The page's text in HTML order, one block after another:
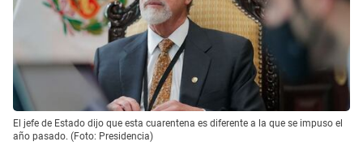
El jefe de Estado dijo que esta cuarentena es diferente a la que se impuso el
año pasado. (Foto: Presidencia)